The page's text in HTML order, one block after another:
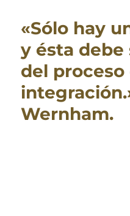
para
Osteópatas
«Sólo hay
y ésta debe
del proceso
Wernham.